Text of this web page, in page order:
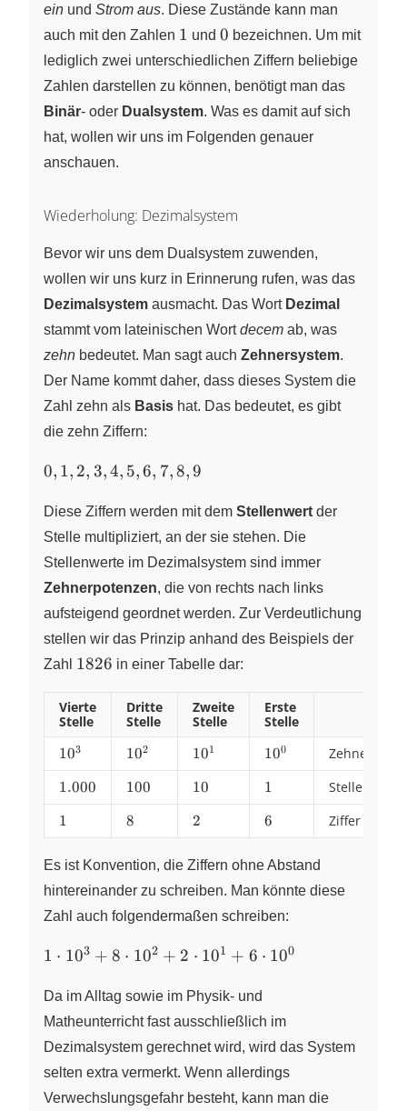
ein und Strom aus. Diese Zustände kann man
auch mit den Zahlen 1
1 und 0
0 bezeichnen. Um mit
lediglich zwei unterschiedlichen Ziffern beliebige
Zahlen darstellen zu können, benötigt man das
Binär- oder Dualsystem. Was es damit auf sich
hat, wollen wir uns im Folgenden genauer
anschauen.
Wiederholung: Dezimalsystem
Bevor wir uns dem Dualsystem zuwenden,
wollen wir uns kurz in Erinnerung rufen, was das
Dezimalsystem ausmacht. Das Wort Dezimal
stammt vom lateinischen Wortdecem ab, was
zehn bedeutet. Man sagt auch Zehnersystem.
Der Name kommt daher, dass dieses System die
Zahl zehn als Basis hat. Das bedeutet, es gibt
die zehn Ziffern:
0,1,2,3,4,5,6,7,8,9
0, 1, 2, 3,4, 5,6, 7,8,9
Diese Ziffern werden mit dem Stellenwert der
Stelle multipliziert, an der sie stehen. Die
Stellenwerte im Dezimalsystem sind immer
Zehnerpotenzen, die von rechts nach links
aufsteigend geordnet werden. Zur Verdeutlichung
stellen wir das Prinzip anhand des Beispiels der
Zahl 1826
1826 in einer Tabelle dar:
Vierte
Stelle
Dritte
Stelle
Zweite
Stelle
Erste
Stelle
10^{3}
103 10^{2}
102 10^{1}
101 10^{0}
100
1.000
1.000 100
100 10
10 1
1 Stellenwert
1
1 8
8 2
2 6
6 Ziffer
Es ist Konvention, die Ziffern ohne Abstand
hintereinander zu schreiben. Man könnte diese
Zahl auch folgendermaßen schreiben:
1 \cdot
8 \cdot
10^{2}+
2 \cdot
10^{1}
+ 6
\cdot
1 ⋅ 103 + 8 ⋅ 102 + 2 ⋅ 101 + 6 ⋅ 100
Da im Alltag sowie im Physik- und
Matheunterricht fast ausschließlich im
Dezimalsystem gerechnet wird, wird das System
selten extra vermerkt. Wenn allerdings
Verwechslungsgefahr besteht, kann man die